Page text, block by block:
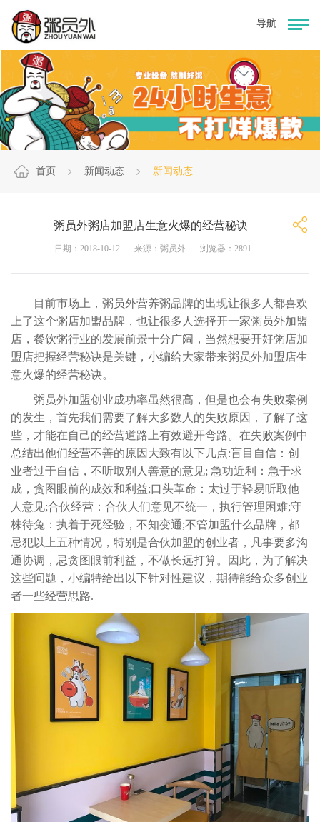
首页 新闻动态 新闻动态
粥员外粥店加盟店生意火爆的经营秘诀
日期：2018-10-12 来源：粥员外 浏览器：2891
目前市场上，粥员外营养粥品牌的出现让很多人都喜欢
上了这个粥店加盟品牌，也让很多人选择开一家粥员外加盟
店，餐饮粥行业的发展前景十分广阔，当然想要开好粥店加
盟店把握经营秘诀是关键，小编给大家带来粥员外加盟店生
意火爆的经营秘诀。
粥员外加盟创业成功率虽然很高，但是也会有失败案例
的发生，首先我们需要了解大多数人的失败原因，了解了这
些，才能在自己的经营道路上有效避开弯路。在失败案例中
总结出他们经营不善的原因大致有以下几点:盲目自信：创
业者过于自信，不听取别人善意的意见; 急功近利：急于求
成，贪图眼前的成效和利益;口头革命：太过于轻易听取他
人意见;合伙经营：合伙人们意见不统一，执行管理困难;守
株待兔：执着于死经验，不知变通;不管加盟什么品牌，都
忌犯以上五种情况，特别是合伙加盟的创业者，凡事要多沟
通协调，忌贪图眼前利益，不做长远打算。因此，为了解决
这些问题，小编特给出以下针对性建议，期待能给众多创业
者一些经营思路.